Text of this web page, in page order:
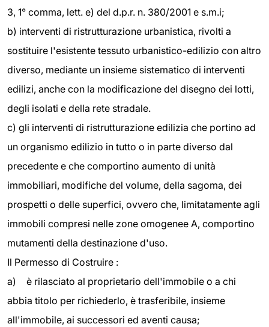
3, 1° comma, lett. e) del d.p.r. n. 380/2001 e s.m.i;
b) interventi di ristrutturazione urbanistica, rivolti a
sostituire l'esistente tessuto urbanistico-edilizio con altro
diverso, mediante un insieme sistematico di interventi
edilizi, anche con la modificazione del disegno dei lotti,
degli isolati e della rete stradale.
c) gli interventi di ristrutturazione edilizia che portino ad
un organismo edilizio in tutto o in parte diverso dal
precedente e che comportino aumento di unità
immobiliari, modifiche del volume, della sagoma, dei
prospetti o delle superfici, ovvero che, limitatamente agli
immobili compresi nelle zone omogenee A, comportino
mutamenti della destinazione d'uso.
Il Permesso di Costruire :
a)
è rilasciato al proprietario dell'immobile o a chi
abbia titolo per richiederlo, è trasferibile, insieme
all'immobile, ai successori ed aventi causa;